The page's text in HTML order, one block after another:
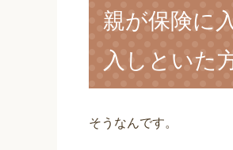
親が保険に
入しといた
そうなんです。